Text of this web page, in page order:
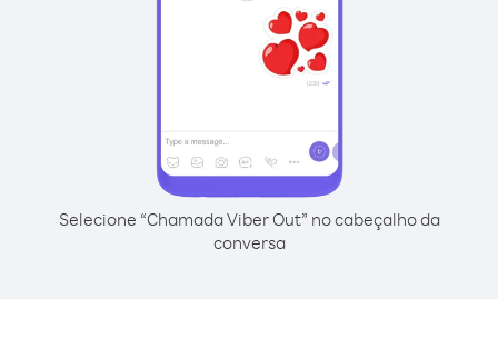
Selecione “Chamada Viber Out” no cabeçalho da
conversa